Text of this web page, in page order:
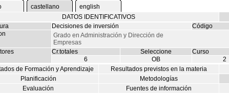
castellano
english
DATOS IDENTIFICATIVOS
Decisiones de inversión Código
Grado en Administración y Dirección de
Empresas
Cr.totales Seleccione Curso
6
OB 2
de Formación y Aprendizaje
Resultados previstos en la materia
Planificación
Metodologías
Evaluación
Fuentes de información